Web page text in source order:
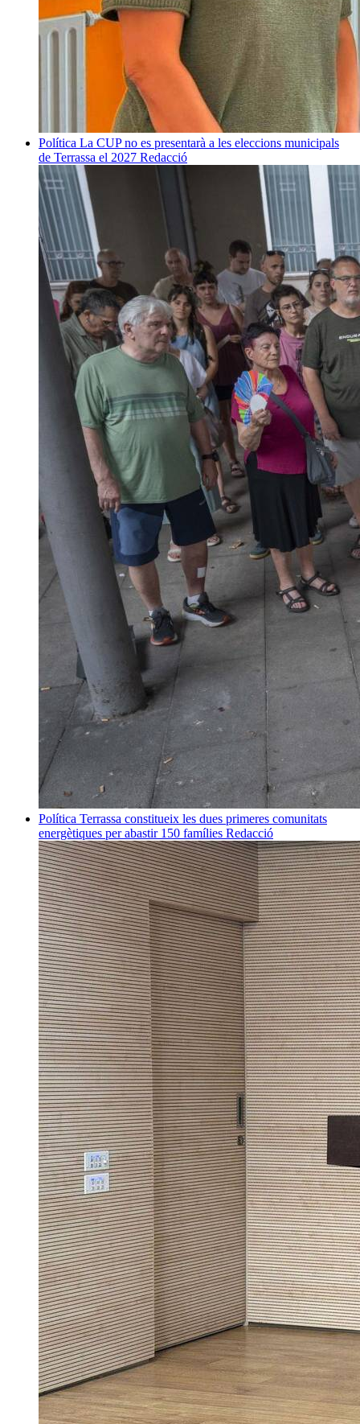
Política La CUP no es presentarà a les eleccions municipals
de Terrassa el 2027 Redacció
Política Terrassa constitueix les dues primeres comunitats
energètiques per abastir 150 famílies Redacció